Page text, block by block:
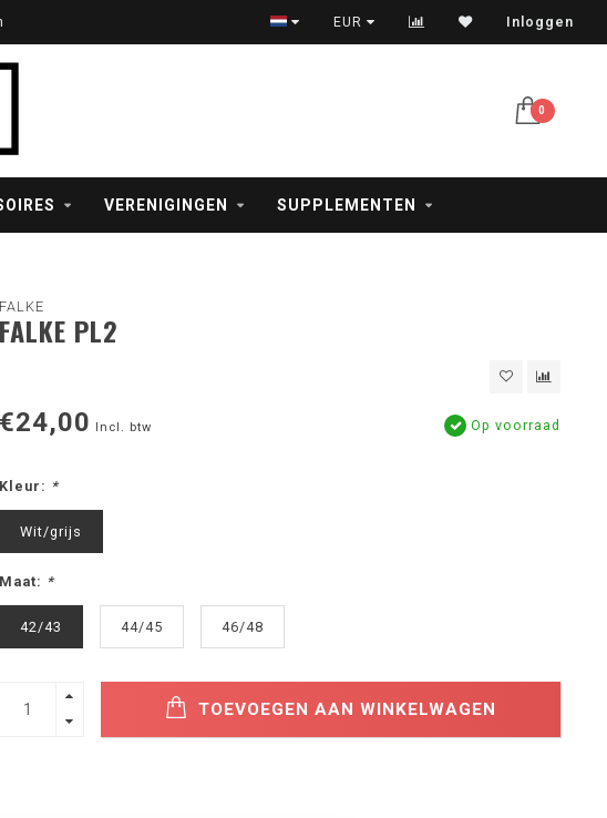
Veilig betalen met iDeal, creditcard en PayPal
EUR Inloggen
0
VERENIGINGEN SUPPLEMENTEN
FALKE
FALKE PL2
€24,00 Incl. btw Op voorraad
Kleur: *
Wit/grijs
Maat: *
42/43 44/45 46/48
TOEVOEGEN AAN WINKELWAGEN